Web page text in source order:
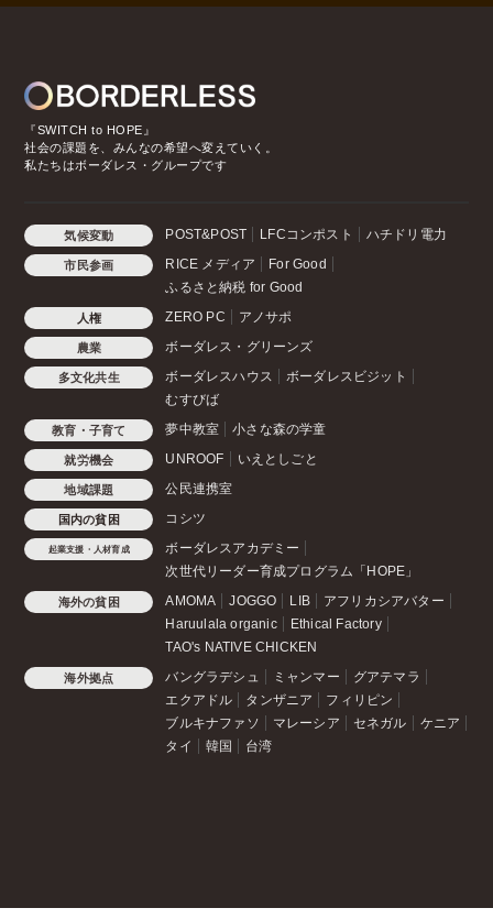
『SWITCH to HOPE』
社会の課題を、みんなの希望へ変えていく。
私たちはボーダレス・グループです
気候変動 POST&POST LFCコンポスト ハチドリ電力
市民参画 RICE メディア
For Good
ふるさと納税 for Good
人権 ZERO PC アノサポ
農業 ボーダレス・グリーンズ
多文化共生 ボーダレスハウス
ボーダレスビジット
むすびば
教育・子育て 夢中教室 小さな森の学童
就労機会 UNROOF いえとしごと
地域課題 公民連携室
国内の貧困 コシツ
起業支援・人材育成
ボーダレスアカデミー
次世代リーダー育成プログラム「HOPE」
海外の貧困 AMOMA JOGGO LIB
アフリカシアバター
Haruulala organic
Ethical Factory
TAO's NATIVE CHICKEN
海外拠点 バングラデシュ ミャンマー
グアテマラ
エクアドル
タンザニア
フィリピン
ブルキナファソ
マレーシア セネガル
ケニア
タイ
韓国 台湾